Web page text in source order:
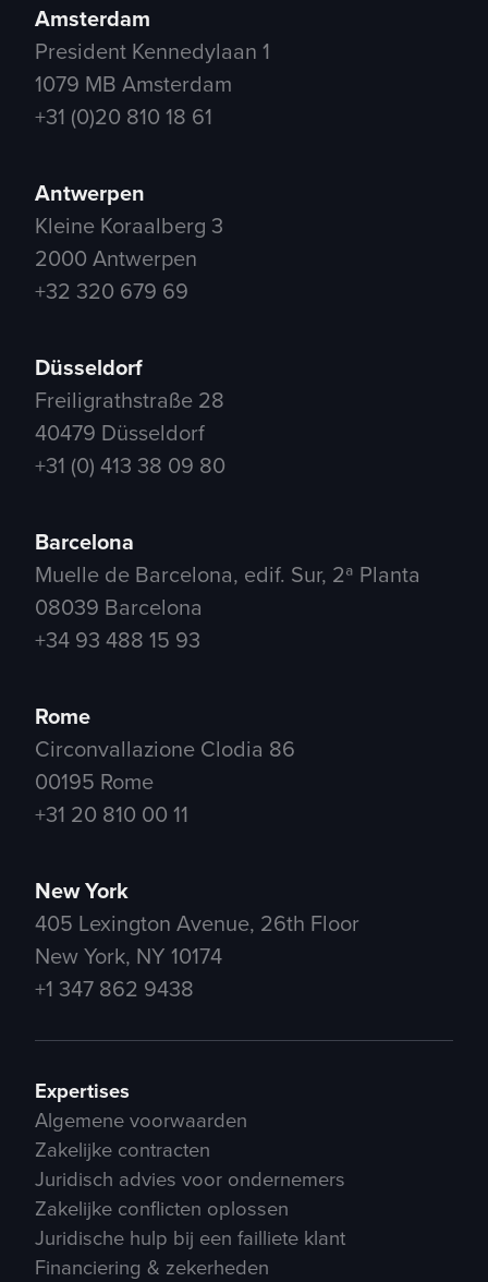
Amsterdam
President Kennedylaan 1
1079 MB Amsterdam
+31 (0)20 810 18 61
Antwerpen
Kleine Koraalberg 3
2000 Antwerpen
+32 320 679 69
Düsseldorf
Freiligrathstraße 28
40479 Düsseldorf
+31 (0) 413 38 09 80
Barcelona
Muelle de Barcelona, edif. Sur, 2ª Planta
08039 Barcelona
+34 93 488 15 93
Rome
Circonvallazione Clodia 86
00195 Rome
+31 20 810 00 11
New York
405 Lexington Avenue, 26th Floor
New York, NY 10174
+1 347 862 9438
Expertises
Algemene voorwaarden
Zakelijke contracten
Juridisch advies voor ondernemers
Zakelijke conflicten oplossen
Juridische hulp bij een failliete klant
Financiering & zekerheden